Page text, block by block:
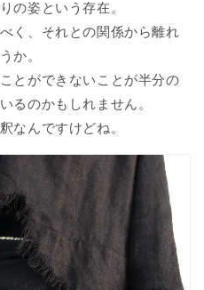
の姿という存在。
く、それとの関係から離れ
か。
とができないことが半分の
るのかもしれません。
なんですけどね。